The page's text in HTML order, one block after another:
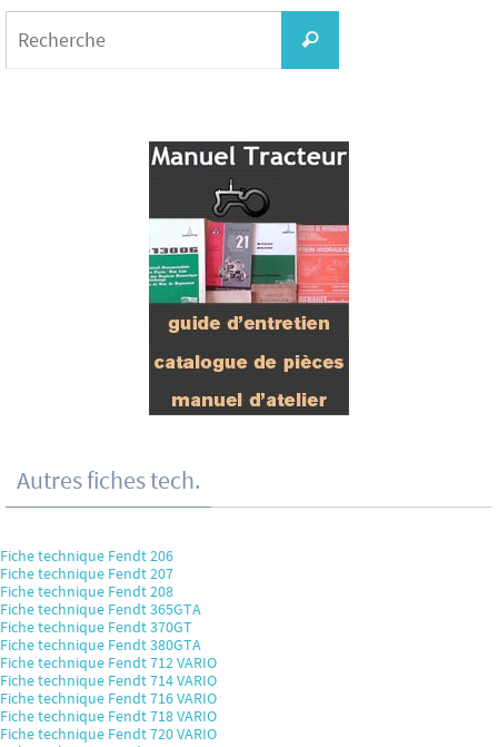
Recherche
Autres fiches tech.
Fiche technique Fendt 206
Fiche technique Fendt 207
Fiche technique Fendt 208
Fiche technique Fendt 365GTA
Fiche technique Fendt 370GT
Fiche technique Fendt 380GTA
Fiche technique Fendt 712 VARIO
Fiche technique Fendt 714 VARIO
Fiche technique Fendt 716 VARIO
Fiche technique Fendt 718 VARIO
Fiche technique Fendt 720 VARIO